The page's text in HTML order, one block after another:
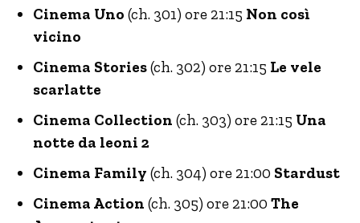
Cinema Uno (ch. 301) ore 21:15 Non così
vicino
Cinema Stories(ch. 302) ore 21:15 Le vele
scarlatte
Cinema Collection (ch. 303) ore 21:15 Una
notte da leoni 2
Cinema Family (ch. 304) ore 21:00 Stardust
Cinema Action (ch. 305) ore 21:00 The